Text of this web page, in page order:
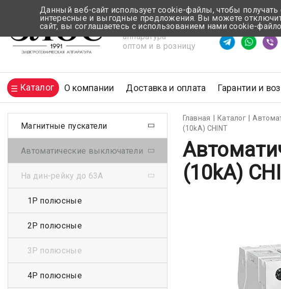
Электротехническая
аппаратура
оптом и в розницу
Время ответа ≈
Каталог О компании Доставка и оплата Гарантии и
Главная Каталог
(10kA) CHINT
(10kA)
Магнитные пускатели
Автоматические выключатели
На дин-рейку до 63А
1Р полюсные
2Р полюсные
3Р полюсные
4Р полюсные
Данный веб-сайт использует cookie-файлы, чтобы
интересные и выгодные предложения. Вы можете
сайт, вы соглашаетесь с использованием нами cookie-